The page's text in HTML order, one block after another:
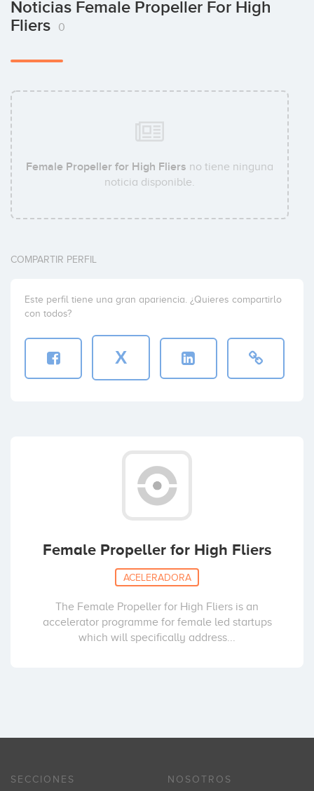
Noticias Female Propeller For High
Fliers
0
Female Propeller for High Fliers no tiene ninguna
noticia disponible.
COMPARTIR PERFIL
Este perfil tiene una gran apariencia. ¿Quieres compartirlo
con todos?
X
Female Propeller for High Fliers
ACELERADORA
The Female Propeller for High Fliers is an
accelerator programme for female led startups
which will specifically address...
SECCIONES NOSOTROS